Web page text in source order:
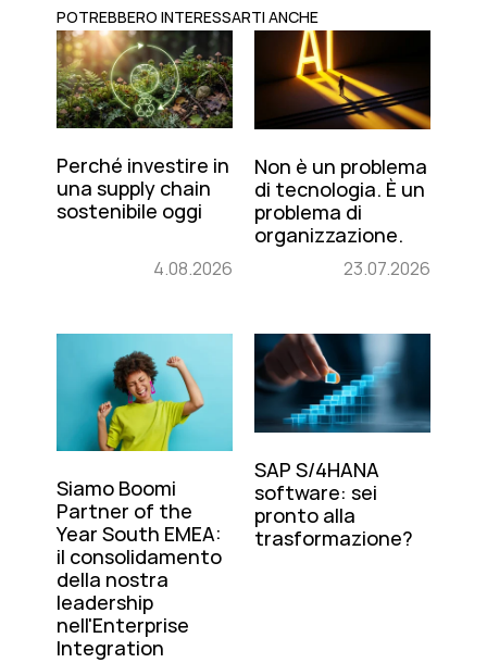
POTREBBERO INTERESSARTI ANCHE
Perché investire in
una supply chain
sostenibile oggi
4.08.2026
Non è un problema
di tecnologia. È un
problema di
organizzazione.
23.07.2026
Siamo Boomi
Partner of the
Year South EMEA:
il consolidamento
della nostra
leadership
nell'Enterprise
Integration
SAP S/4HANA
software: sei
pronto alla
trasformazione?